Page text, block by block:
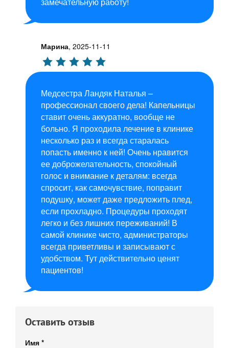
Марина, 2025-11-11
Медсестра Ландяк Наталья –
профессионал своего дела! Капельницы
ставит очень аккуратно, вообще не
больно. Я проходила лечение в клинике
несколько раз и всегда старалась
попасть именно к ней! Очень нравится
ее доброжелательность, спокойный
голос и внимание к деталям: всегда
спросит, как самочувствие, поправит
подушку, может даже предложить плед,
если прохладно. Процедуры проходят
легко и без лишних переживаний! В
самой клинике чисто, администраторы
всегда приветливы и записывают с
удобством. Тут действительно ценят
пациентов!
Оставить отзыв
Имя *